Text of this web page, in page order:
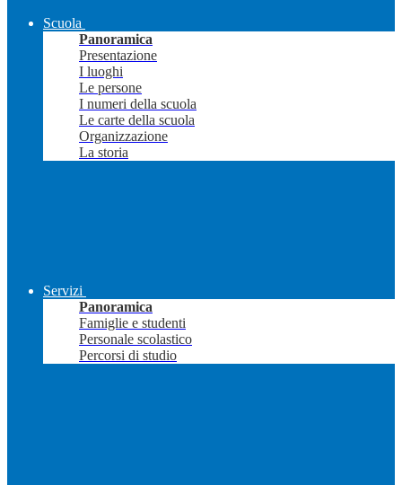
Scuola
Panoramica
Presentazione
I luoghi
Le persone
I numeri della scuola
Le carte della scuola
Organizzazione
La storia
Servizi
Panoramica
Famiglie e studenti
Personale scolastico
Percorsi di studio